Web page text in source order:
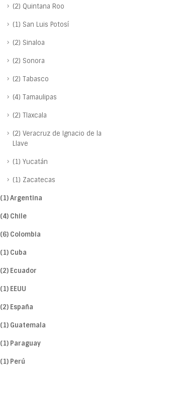
(2) Quintana Roo
(1) San Luis Potosí
(2) Sinaloa
(2) Sonora
(2) Tabasco
(4) Tamaulipas
(2) Tlaxcala
(2) Veracruz de Ignacio de la
Llave
(1) Yucatán
(1) Zacatecas
(1) Argentina
(4) Chile
(6) Colombia
(1) Cuba
(2) Ecuador
(1) EEUU
(2) España
(1) Guatemala
(1) Paraguay
(1) Perú